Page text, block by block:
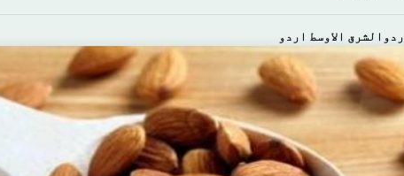
الاوسط اردو